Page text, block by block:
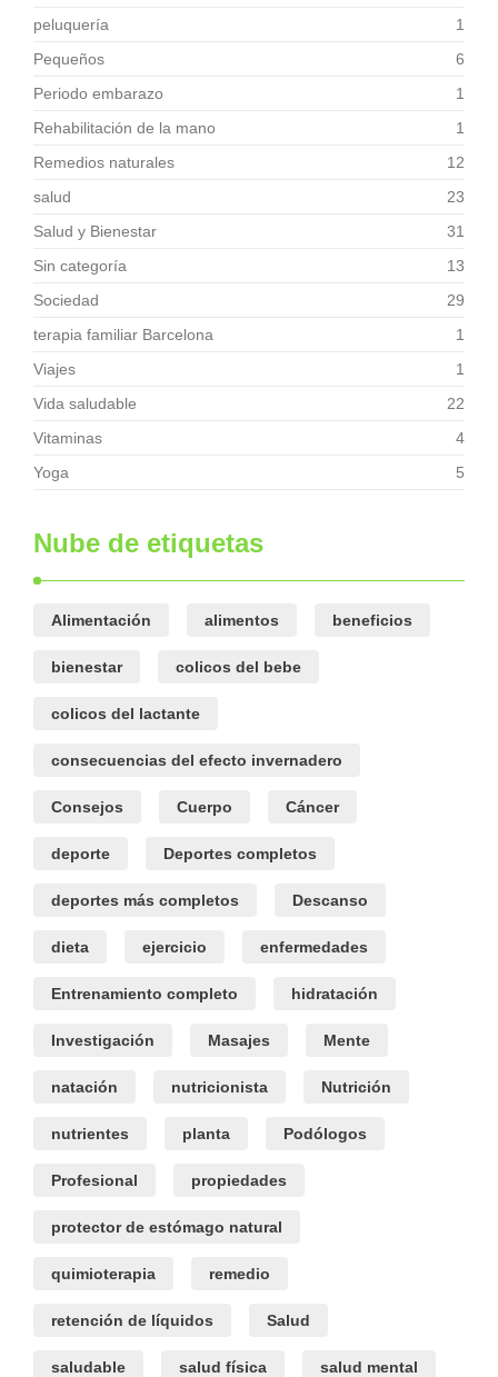
peluquería
1
Pequeños
6
Periodo embarazo
1
Rehabilitación de la mano
1
Remedios naturales
12
salud
23
Salud y Bienestar
31
Sin categoría
13
Sociedad
29
terapia familiar Barcelona
1
Viajes
1
Vida saludable
22
Vitaminas
4
Yoga
5
Nube de etiquetas
Alimentación alimentos beneficios
bienestar colicos del bebe
colicos del lactante
consecuencias del efecto invernadero
Consejos Cuerpo Cáncer
deporte Deportes completos
deportes más completos Descanso
dieta ejercicio enfermedades
Entrenamiento completo hidratación
Investigación Masajes Mente
natación nutricionista Nutrición
nutrientes planta Podólogos
Profesional propiedades
protector de estómago natural
quimioterapia remedio
retención de líquidos Salud
saludable salud física salud mental